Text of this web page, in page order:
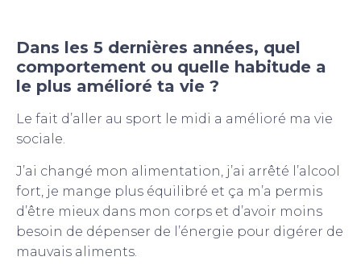
Dans les 5 dernières années, quel
comportement ou quelle habitude a
le plus amélioré ta vie ?
Le fait d’aller au sport le midi a amélioré ma vie
sociale.
J’ai changé mon alimentation, j’ai arrêté l’alcool
fort, je mange plus équilibré et ça m’a permis
d’être mieux dans mon corps et d’avoir moins
besoin de dépenser de l’énergie pour digérer de
mauvais aliments.